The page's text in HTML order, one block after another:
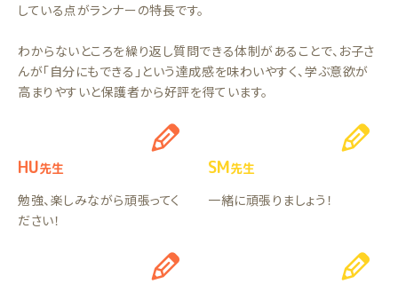
している点がランナーの特長です。
わからないところを繰り返し質問できる体制があることで、お子さ
んが「自分にもできる」という達成感を味わいやすく、学ぶ意欲が
高まりやすいと保護者から好評を得ています。
HU先生
勉強、楽しみながら頑張ってく
ださい！
SM先生
一緒に頑張りましょう！